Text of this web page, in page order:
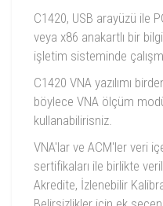
C1420, USB arayüzü ile
veya x86 anakartlı bir
işletim sisteminde
C1420 VNA yazılımı
böylece VNA ölçüm
kullanabilirisniz.
VNA'lar ve ACM'ler veri
sertifikaları ile birlikte
Akredite, İzlenebilir